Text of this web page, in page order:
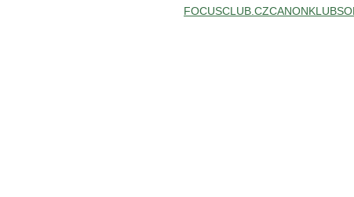
FOCUSCLUB.CZCANONKLUB